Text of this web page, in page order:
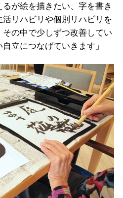
が絵を描きたい、字を書き
リハビリや個別リハビリを
の中で少しずつ改善してい
立につなげていきます」